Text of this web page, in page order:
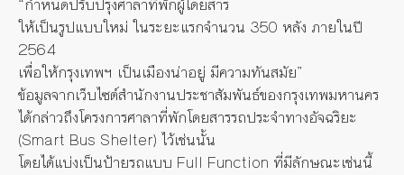
ให้เป็นรูปแบบใหม่ ในระยะแรกจำนวน 350 หลัง ภายในปี
2564
เพื่อให้กรุงเทพฯ เป็นเมืองน่าอยู่ มีความทันสมัย”
ข้อมูลจากเว็บไซต์สำนักงานประชาสัมพันธ์ของกรุงเทพมหานคร
ได้กล่าวถึงโครงการศาลาที่พักโดยสารรถประจำทางอัจฉริยะ
(Smart Bus Shelter) ไว้เช่นนั้น
โดยได้แบ่งเป็นป้ายรถแบบ Full Function ที่มีลักษณะเช่นนี้